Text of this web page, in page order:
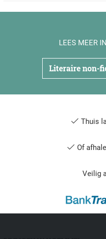
Literaire non-
LEES MEER
Thuis
Of
Veilig